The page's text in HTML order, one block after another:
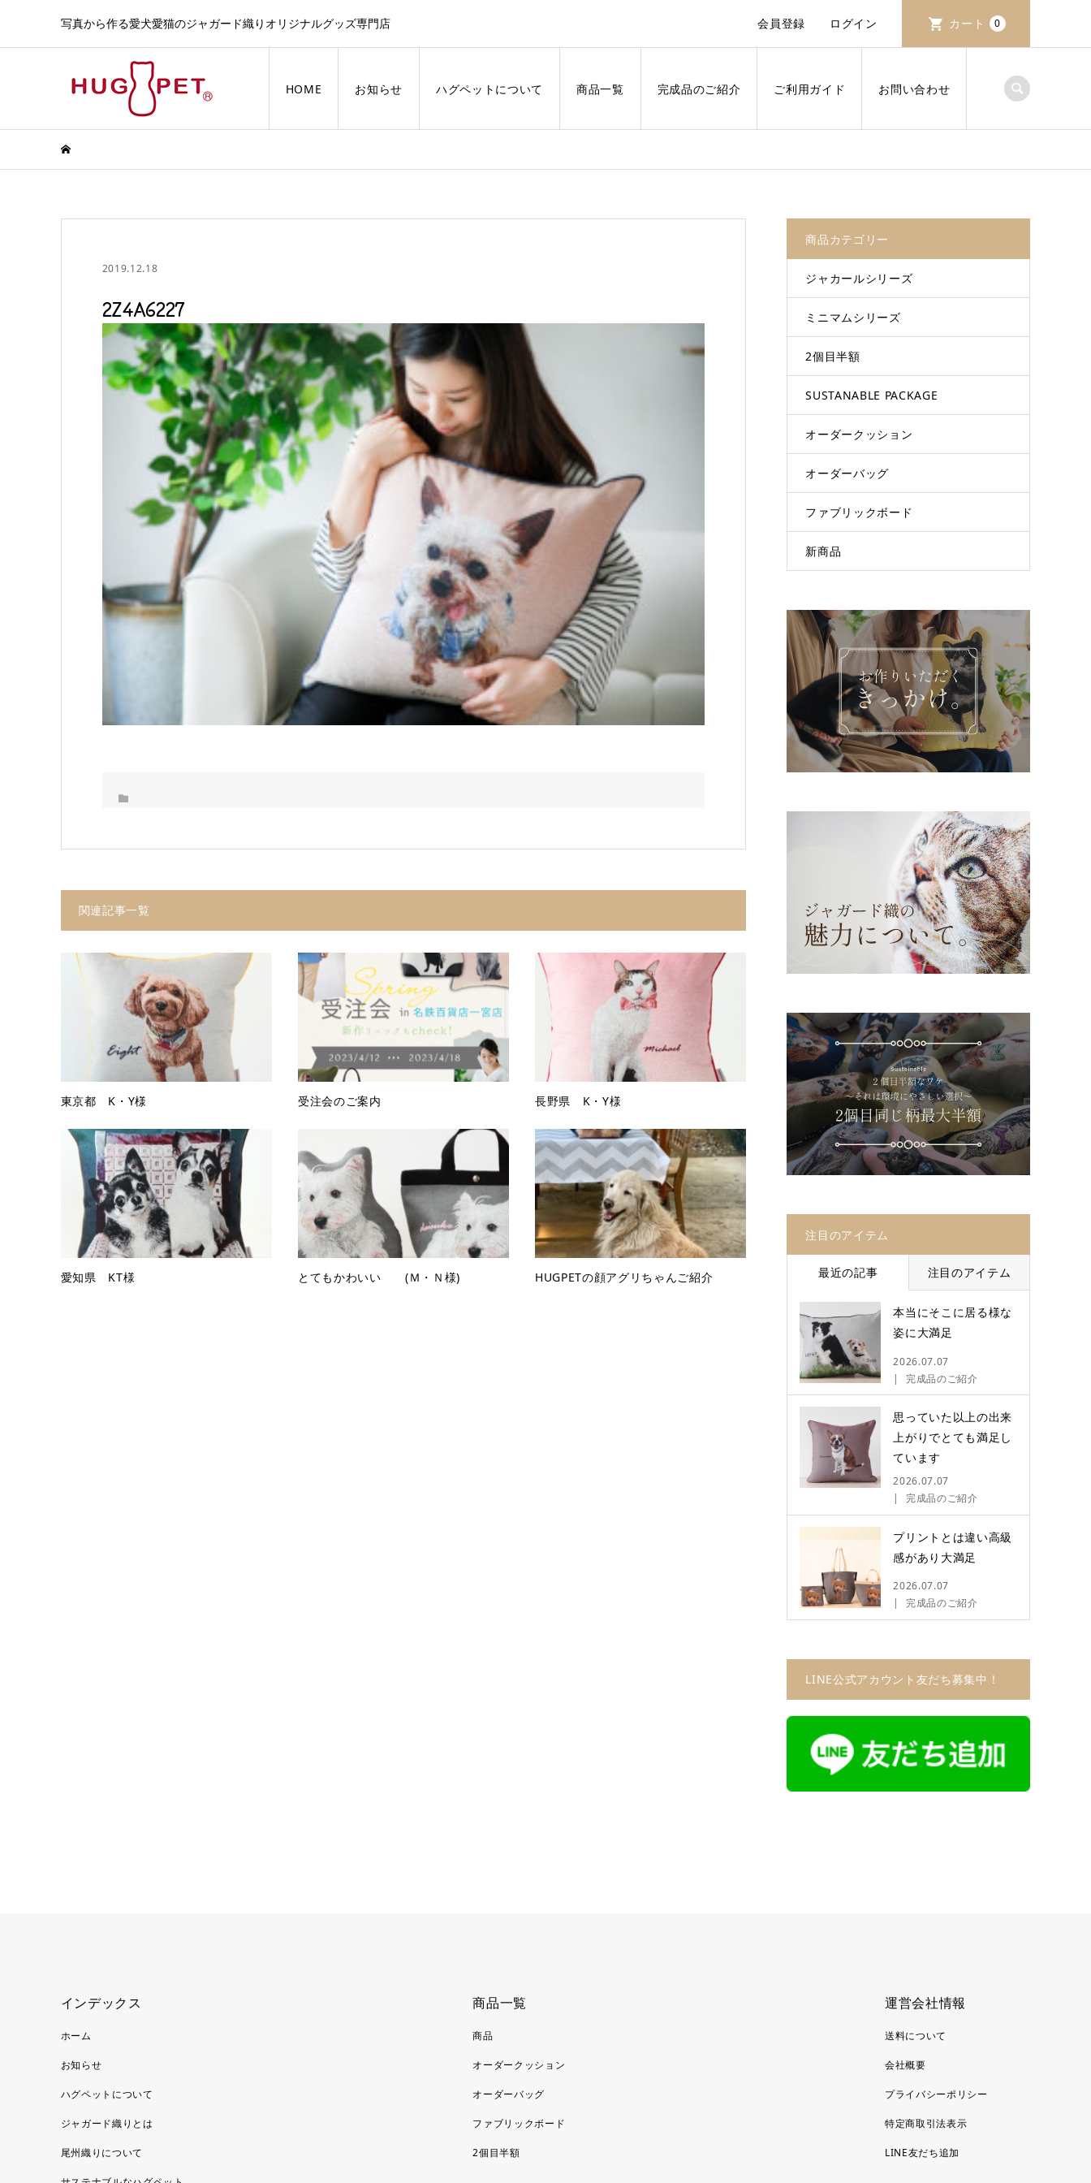
写真から作る愛犬愛猫のジャガード織りオリジナルグッズ専門店 会員登録 ログイン カート 0
HOME お知らせ ハグペットについて 商品一覧 完成品のご紹介 ご利用ガイド お問い合わせ
2019.12.18
2Z4A6227
関連記事一覧
東京都 K・Y様 受注会のご案内 長野県 K・Y様
愛知県 KT様 とてもかわいい (Ｍ・Ｎ様) HUGPETの顔アグリちゃんご紹介
商品カテゴリー
ジャカールシリーズ
ミニマムシリーズ
2個目半額
SUSTANABLE PACKAGE
オーダークッション
オーダーバッグ
ファブリックボード
新商品
注目のアイテム
最近の記事 注目のアイテム
本当にそこに居る様な
姿に大満足
2026.07.07
完成品のご紹介
思っていた以上の出来
上がりでとても満足し
ています
2026.07.07
完成品のご紹介
プリントとは違い高級
感があり大満足
2026.07.07
完成品のご紹介
LINE公式アカウント友だち募集中！
インデックス
ホーム
お知らせ
ハグペットについて
ジャガード織りとは
尾州織りについて
商品一覧
商品
オーダークッション
オーダーバッグ
ファブリックボード
2個目半額
運営会社情報
送料について
会社概要
プライバシーポリシー
特定商取引法表示
LINE友だち追加